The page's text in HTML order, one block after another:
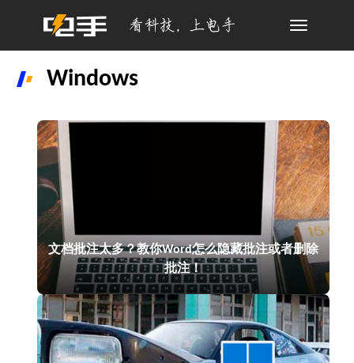
Toggle
Windows
文档批注太多？教你Word怎么隐藏批注或者删除
批注！